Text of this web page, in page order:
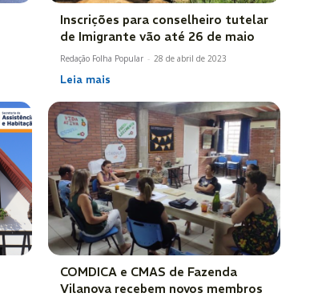
Inscrições para conselheiro tutelar
de Imigrante vão até 26 de maio
Redação Folha Popular - 28 de abril de 2023
Leia mais
COMDICA e CMAS de Fazenda
Vilanova recebem novos membros